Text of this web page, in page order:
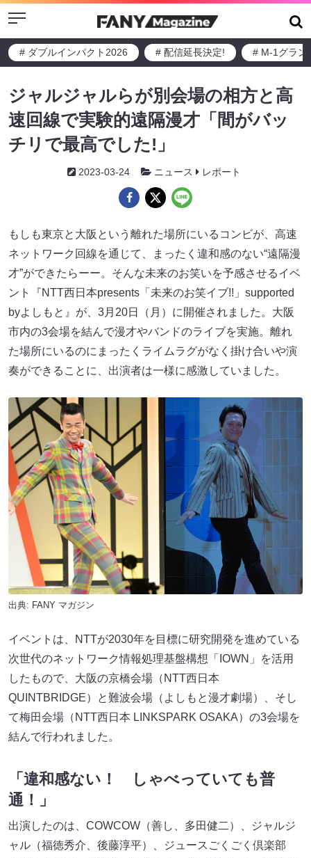
Menu
# ダブルインパクト2026 # 配信延長決定! # M-1グラン
ジャルジャルらが別会場の相方と高
速回線で実験的遠隔漫才「間がバッ
チリで最高でした!」
2023-03-24 ニュース レポート
もしも東京と大阪という離れた場所にいるコンビが、高速
ネットワーク回線を通じて、まったく違和感のない“遠隔漫
才”ができたらーー。そんな未来のお笑いを予感させるイベ
ント『NTT西日本presents「未来のお笑イブ!!」supported
byよしもと』が、3月20日（月）に開催されました。大阪
市内の3会場を結んで漫才やバンドのライブを実施。離れ
た場所にいるのにまったくライムラグがなく掛け合いや演
奏ができることに、出演者は一様に感激していました。
出典: FANY マガジン
イベントは、NTTが2030年を目標に研究開発を進めている
次世代のネットワーク情報処理基盤構想「IOWN」を活用
したもので、大阪の京橋会場（NTT西日本
QUINTBRIDGE）と難波会場（よしもと漫才劇場）、そし
て梅田会場（NTT西日本 LINKSPARK OSAKA）の3会場を
結んで行われました。
「違和感ない！ しゃべっていても普
通！」
出演したのは、COWCOW（善し、多田健二）、ジャルジ
ャル（福徳秀介、後藤淳平）、ジュースごくごく倶楽部